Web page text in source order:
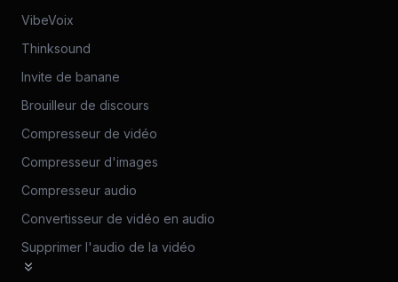
VibeVoix
Thinksound
Invite de banane
Brouilleur de discours
Compresseur de vidéo
Compresseur d'images
Compresseur audio
Convertisseur de vidéo en audio
Supprimer l'audio de la vidéo